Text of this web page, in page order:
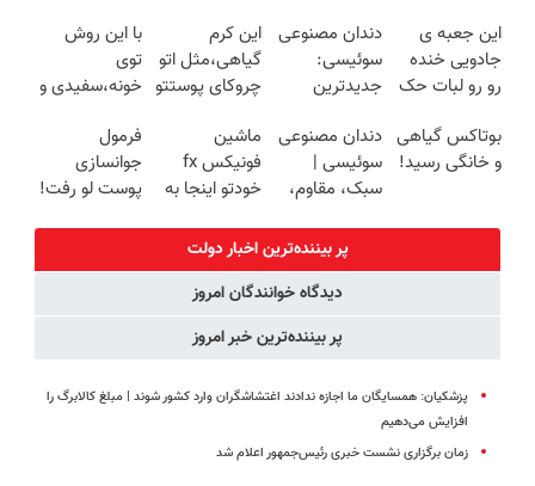
با 45%تخفیف
آموزش رایگان
کننده خانگی
بفروش!
این جعبه ی
جادویی خنده
رو رو لبات حک
خرید40%تخفیف
دندان مصنوعی
سوئیسی:
جدیدترین
سبک و مقاوم |
پرداخت قسطی
این کرم
گیاهی،مثل اتو
چروکای پوستتو
میکنه!+تخفیف
ویژه
با این روش
توی
خونه،سفیدی و
برگردون
(40%off)
بوتاکس گیاهی
و خانگی رسید!
دندان مصنوعی
سوئیسی |
سبک، مقاوم،
رایگان+پرداخت
اقساطی😍
ماشین
فونیکس fx
خودتو اینجا به
فرمول
جوانسازی
پوست لو رفت!
تخفیف
پر بیننده‌ترین اخبار دولت
دیدگاه خوانندگان امروز
پر بیننده‌ترین خبر امروز
پزشکیان: همسایگان ما اجازه ندادند اغتشاشگران وارد کشور شوند | مبلغ کالابرگ را
افزایش می‌دهیم
زمان برگزاری نشست خبری رئیس‌جمهور اعلام شد